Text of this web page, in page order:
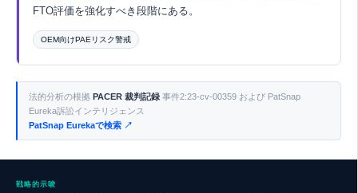
FTO評価を強化すべき段階にある。
OEM向けPAEリスク警戒
Eurekaで探索 ↗
法的分析の根拠 PACER 裁判記録 事件2:23-cv-00359 および PatSnap
Eureka訴訟インテリジェンス
PatSnap Eurekaで検索 ↗
戦略的示唆